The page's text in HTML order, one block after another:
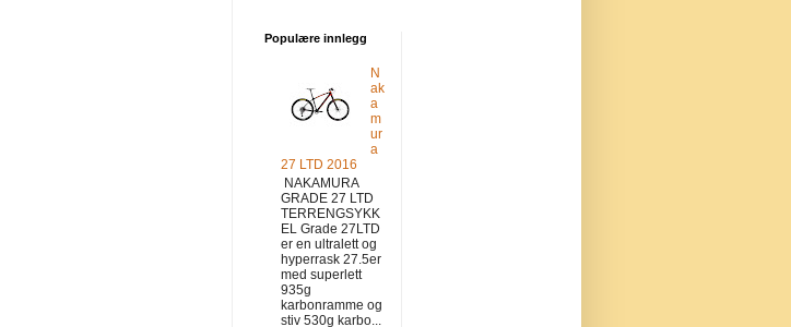
Populære innlegg
N
ak
a
m
ur
a
27 LTD 2016
NAKAMURA
GRADE 27 LTD
TERRENGSYKK
EL Grade 27LTD
er en ultralett og
hyperrask 27.5er
med superlett
935g
karbonramme og
stiv 530g karbo...